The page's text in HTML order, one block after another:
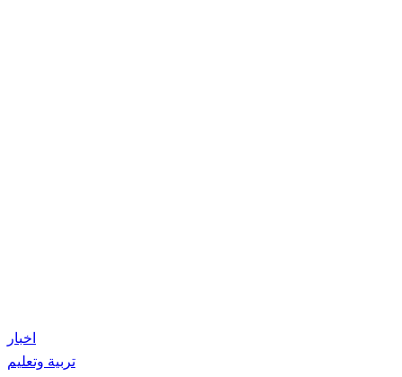
اخبار
تربية وتعليم